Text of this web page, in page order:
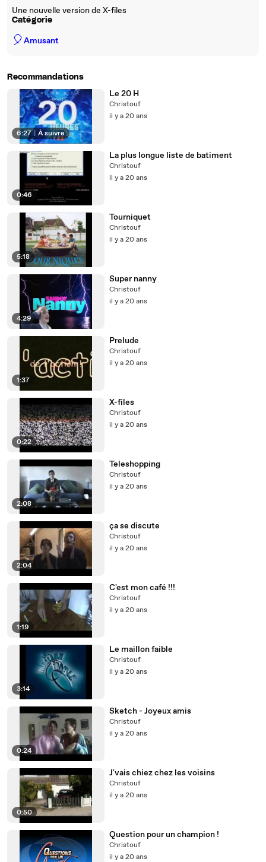
Une nouvelle version de X-files
Catégorie
🎈Amusant
Recommandations
6:27 À suivre
Le 20 H
Christouf
il y a 20 ans
0:46
La plus longue liste de batiment
Christouf
il y a 20 ans
5:18
Tourniquet
Christouf
il y a 20 ans
4:29
Super nanny
Christouf
il y a 20 ans
1:37
Prelude
Christouf
il y a 20 ans
0:22
X-files
Christouf
il y a 20 ans
2:08
Teleshopping
Christouf
il y a 20 ans
2:04
ça se discute
Christouf
il y a 20 ans
1:19
C'est mon café !!!
Christouf
il y a 20 ans
3:14
Le maillon faible
Christouf
il y a 20 ans
0:24
Sketch - Joyeux amis
Christouf
il y a 20 ans
0:50
J'vais chiez chez les voisins
Christouf
il y a 20 ans
Question pour un champion !
Christouf
il y a 20 ans